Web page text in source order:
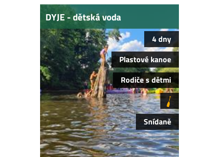
DYJE - dětská voda
4 dny
Plastové kanoe
Rodiče s dětmi
Snídaně